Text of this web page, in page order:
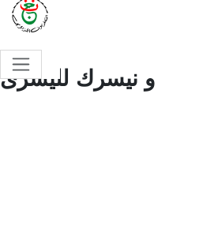
و نيسرك لليسرى